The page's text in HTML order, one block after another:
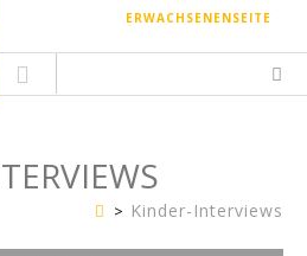
ERWACHSENENSEITE
KinderseiteKinder-Interviews